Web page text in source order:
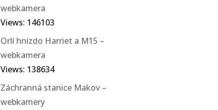
webkamera
Views: 146103
Orlí hnízdo Harriet a M15 –
webkamera
Views: 138634
Záchranná stanice Makov –
webkamery